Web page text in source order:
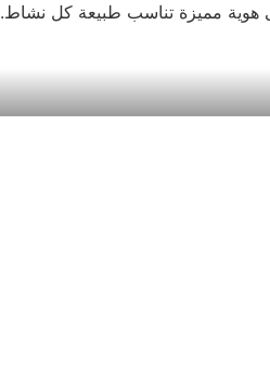
هوية مميزة تناسب طبيعة كل نشاط.